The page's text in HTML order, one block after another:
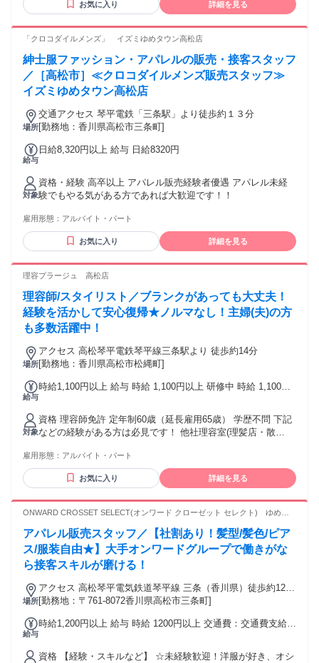
検部や山岳部、 ワンダーフォーゲル部等に所属してアウトド
に 生かすことが可能ですので、ぜひご検討ください。 ・高校
躍中 ※アウトドア知識に自信がなくてもOK ※接客販売未経
験でもOK
お気に入り 詳細を見る
「クロコダイルメンズ」 イズミゆめタウン高松店
紳士服ファッション・アパレルの販売・接客スタッフ
／［高松市］≪クロコダイルメンズ販売スタッフ≫
イズミゆめタウン高松店
場所
交通アクセス 琴平電鉄「三条駅」より徒歩約１３分
[勤務地：香川県高松市三条町]
給与
日給8,320円以上 給与 日給8320円
対象
資格・経験 高卒以上 アパレル販売経験者優遇 アパレル未経
験でもやる気がある方であれば大歓迎です！！
雇用形態： アルバイト・パート
お気に入り 詳細を見る
理容プラージュ 高松店
理容師/スタイリスト／ブランクがあっても大丈夫！
経験を活かして安心復帰★ノルマなし！主婦(夫)の方
も多数活躍中！
場所
アクセス 高松琴平電鉄琴平線三条駅より 徒歩約14分
[勤務地：香川県高松市松縄町]
給与
時給1,100円以上 給与 時給 1,100円以上 研修中 時給 1,100円
対象
資格 理容師免許 定年制60歳（延長雇用65歳） 学歴不問 下記
などの経験がある方は必見です！ 他社理容室(理髪店・散
タイリストなど
雇用形態： アルバイト・パート
お気に入り 詳細を見る
ONWARD CROSSET SELECT(オンワード クローゼット セレクト) ゆめタ
アパレル販売スタッフ／【社割あり！髪型/髪色/ピア
ス/服装自由★】大手オンワードグループで働きがな
ら接客スキルが磨ける！
場所
アクセス 高松琴平電気鉄道琴平線 三条（香川県）徒歩約12
分、高松琴平電気鉄道琴平線 伏石北口徒歩約15分、高松琴平
[勤務地：〒761-8072香川県高松市三条町]
給与
時給1,200円以上 給与 時給 1200円以上 交通費：交通費支給
払い
資格 【経験・スキルなど】 ☆未経験歓迎！洋服が好き、オシ